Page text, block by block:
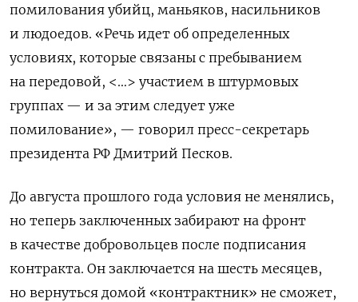
помилования убийц, маньяков, насильников
и людоедов. «Речь идет об определенных
условиях, которые связаны с пребыванием
на передовой, <…> участием в штурмовых
группах — и за этим следует уже
помилование», — говорил пресс-секретарь
президента РФ Дмитрий Песков.
До августа прошлого года условия не менялись,
но теперь заключенных забирают на фронт
в качестве добровольцев после подписания
контракта. Он заключается на шесть месяцев,
но вернуться домой «контрактник» не сможет,